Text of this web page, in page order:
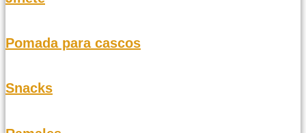
Pomada para cascos
Snacks